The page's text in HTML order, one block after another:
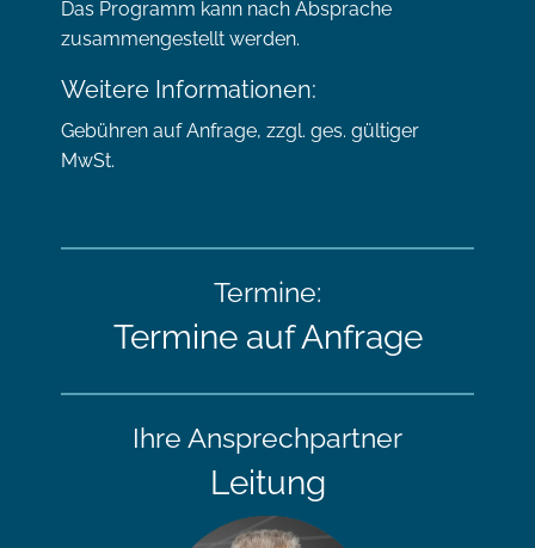
Das Programm kann nach Absprache
zusammengestellt werden.
Weitere Informationen:
Gebühren auf Anfrage, zzgl. ges. gültiger
MwSt.
Termine:
Termine auf Anfrage
Ihre Ansprechpartner
Leitung